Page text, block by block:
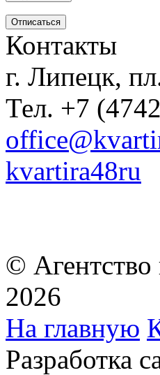
Контакты
г. Липецк,
Тел. +7
kvartira48ru
©
2026
На главную
Разработка